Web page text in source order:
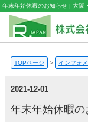
年末年始休暇のお知らせ | 大阪
TOPページ > インフォ
2021-12-01
年末年始休暇の